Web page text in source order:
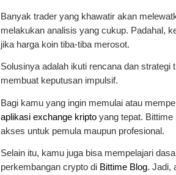
Banyak trader yang khawatir akan
melakukan analisis yang cukup. Padahal,
jika harga koin tiba-tiba merosot.
Solusinya adalah ikuti rencana dan
membuat keputusan impulsif.
Bagi kamu yang ingin memulai atau
aplikasi exchange kripto yang tepat.
akses untuk pemula maupun profesional.
Selain itu, kamu juga bisa mempelajari
perkembangan crypto di Bittime Blog. Jadi,